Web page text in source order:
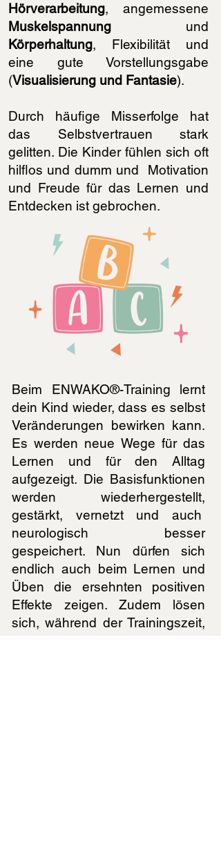
Hörverarbeitung, angemessene
Muskelspannung und
Körperhaltung, Flexibilität und
eine gute Vorstellungsgabe
(Visualisierung und Fantasie).
Durch häufige Misserfolge hat
das Selbstvertrauen stark
gelitten. Die Kinder fühlen sich oft
hilflos und dumm und Motivation
und Freude für das Lernen und
Entdecken ist gebrochen.
Beim ENWAKO®-Training lernt
dein Kind wieder, dass es selbst
Veränderungen bewirken kann.
Es werden neue Wege für das
Lernen und für den Alltag
aufgezeigt. Die Basisfunktionen
werden wiederhergestellt,
gestärkt, vernetzt und auch
neurologisch besser
gespeichert. Nun dürfen sich
endlich auch beim Lernen und
Üben die ersehnten positiven
Effekte zeigen. Zudem lösen
sich, während der Trainingszeit,